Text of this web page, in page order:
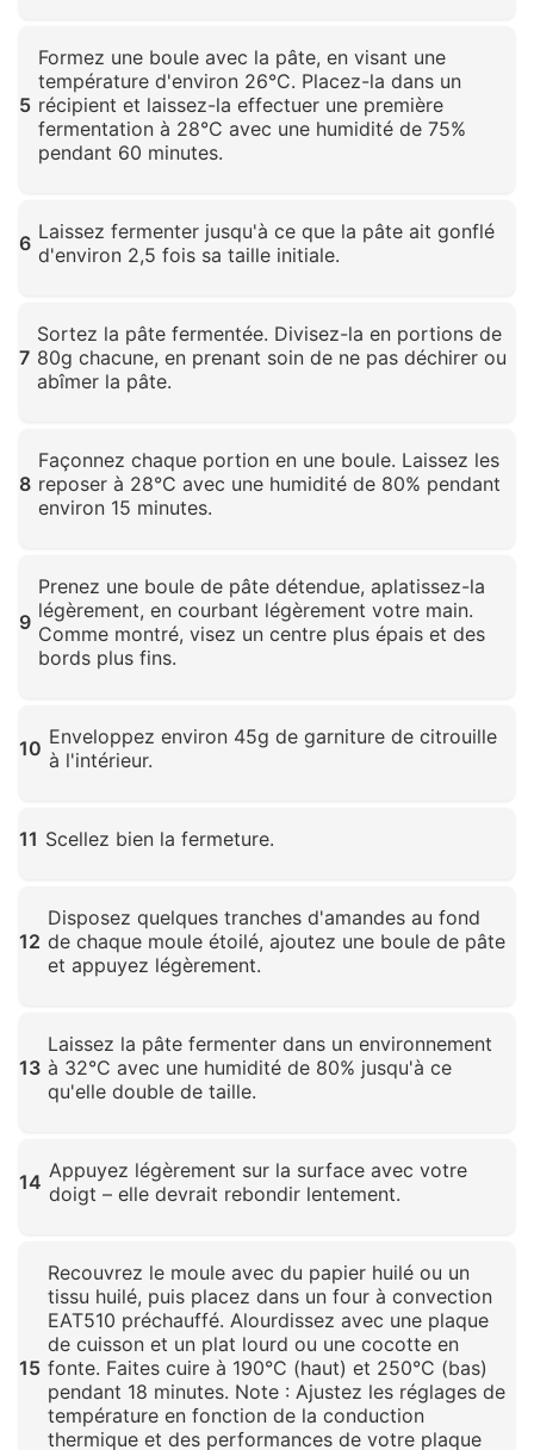
5
Formez une boule avec la pâte, en visant une
température d'environ 26°C. Placez-la dans un
récipient et laissez-la effectuer une première
fermentation à 28°C avec une humidité de 75%
pendant 60 minutes.
6 Laissez fermenter jusqu'à ce que la pâte ait gonflé
d'environ 2,5 fois sa taille initiale.
7
Sortez la pâte fermentée. Divisez-la en portions de
80g chacune, en prenant soin de ne pas déchirer ou
abîmer la pâte.
8
Façonnez chaque portion en une boule. Laissez les
reposer à 28°C avec une humidité de 80% pendant
environ 15 minutes.
9
Prenez une boule de pâte détendue, aplatissez-la
légèrement, en courbant légèrement votre main.
Comme montré, visez un centre plus épais et des
bords plus fins.
10 Enveloppez environ 45g de garniture de citrouille
à l'intérieur.
11 Scellez bien la fermeture.
12
Disposez quelques tranches d'amandes au fond
de chaque moule étoilé, ajoutez une boule de pâte
et appuyez légèrement.
13
Laissez la pâte fermenter dans un environnement
à 32°C avec une humidité de 80% jusqu'à ce
qu'elle double de taille.
14 Appuyez légèrement sur la surface avec votre
doigt – elle devrait rebondir lentement.
15
Recouvrez le moule avec du papier huilé ou un
tissu huilé, puis placez dans un four à convection
EAT510 préchauffé. Alourdissez avec une plaque
de cuisson et un plat lourd ou une cocotte en
fonte. Faites cuire à 190°C (haut) et 250°C (bas)
pendant 18 minutes. Note : Ajustez les réglages de
température en fonction de la conduction
thermique et des performances de votre plaque